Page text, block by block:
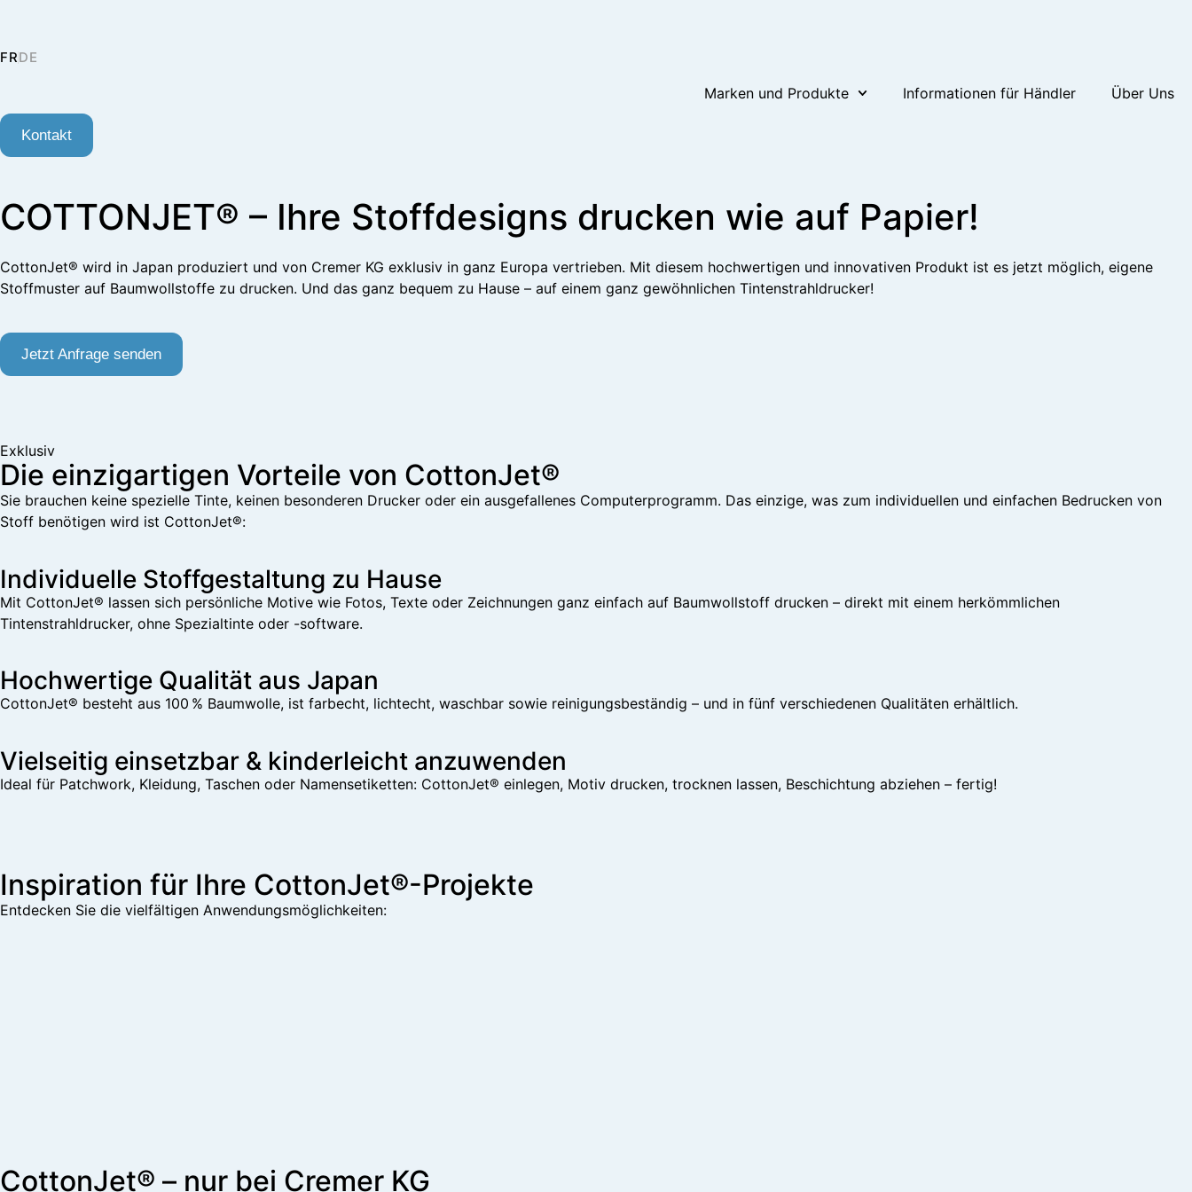
FRDE
Marken und Produkte Informationen für Händler Über Uns
Kontakt
COTTONJET® – Ihre Stoffdesigns drucken wie auf Papier!
CottonJet® wird in Japan produziert und von Cremer KG exklusiv in ganz Europa vertrieben. Mit diesem hochwertigen und innovativen Produkt ist es jetzt möglich, eigene
Stoffmuster auf Baumwollstoffe zu drucken. Und das ganz bequem zu Hause – auf einem ganz gewöhnlichen Tintenstrahldrucker!
Jetzt Anfrage senden
Exklusiv
Die einzigartigen Vorteile von CottonJet®
Sie brauchen keine spezielle Tinte, keinen besonderen Drucker oder ein ausgefallenes Computerprogramm. Das einzige, was zum individuellen und einfachen Bedrucken von
Stoff benötigen wird ist CottonJet®:
Individuelle Stoffgestaltung zu Hause
Mit CottonJet® lassen sich persönliche Motive wie Fotos, Texte oder Zeichnungen ganz einfach auf Baumwollstoff drucken – direkt mit einem herkömmlichen
Tintenstrahldrucker, ohne Spezialtinte oder -software.
Hochwertige Qualität aus Japan
CottonJet® besteht aus 100 % Baumwolle, ist farbecht, lichtecht, waschbar sowie reinigungsbeständig – und in fünf verschiedenen Qualitäten erhältlich.
Vielseitig einsetzbar & kinderleicht anzuwenden
Ideal für Patchwork, Kleidung, Taschen oder Namensetiketten: CottonJet® einlegen, Motiv drucken, trocknen lassen, Beschichtung abziehen – fertig!
Inspiration für Ihre CottonJet®-Projekte
Entdecken Sie die vielfältigen Anwendungsmöglichkeiten:
CottonJet® – nur bei Cremer KG